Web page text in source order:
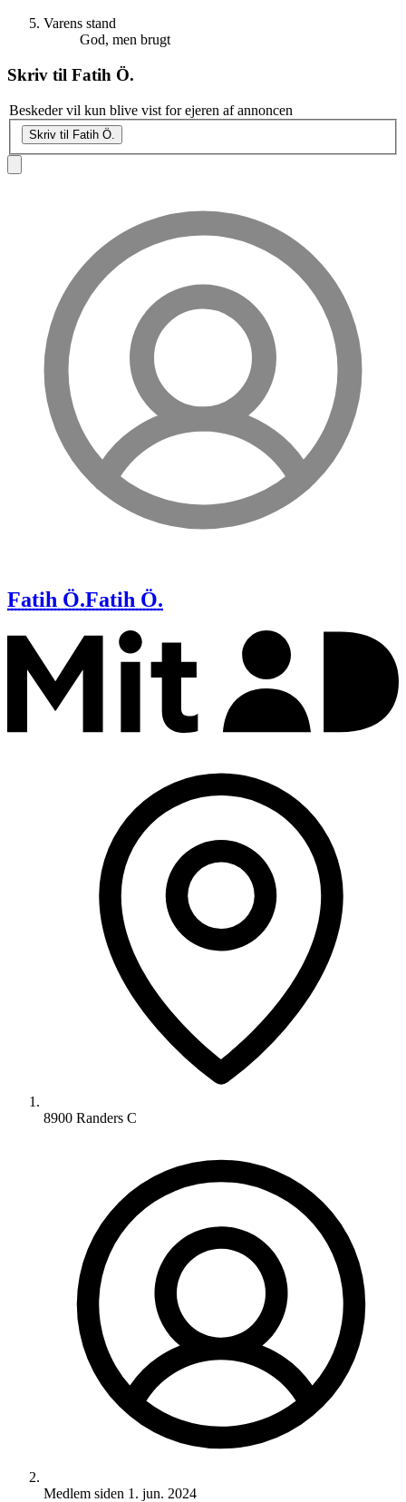
Varens stand
God, men brugt
Skriv til Fatih Ö.
Beskeder vil kun blive vist for ejeren af annoncen
Skriv til Fatih Ö.
Fatih Ö.Fatih Ö.
8900 Randers C
Medlem siden 1. jun. 2024